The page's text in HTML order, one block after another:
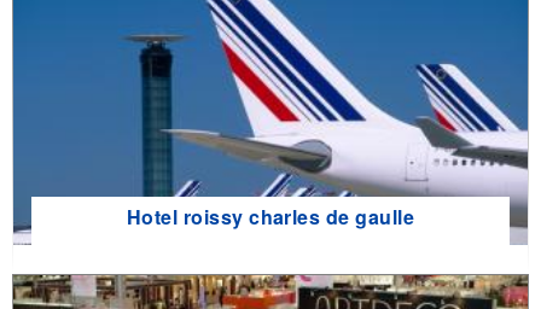
Hotel roissy charles de gaulle